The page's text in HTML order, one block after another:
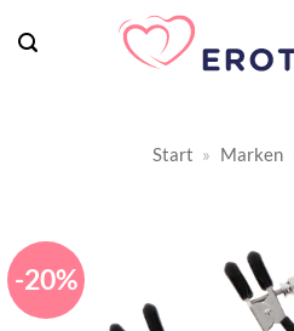
Inhalt
Start » Marken
-20%